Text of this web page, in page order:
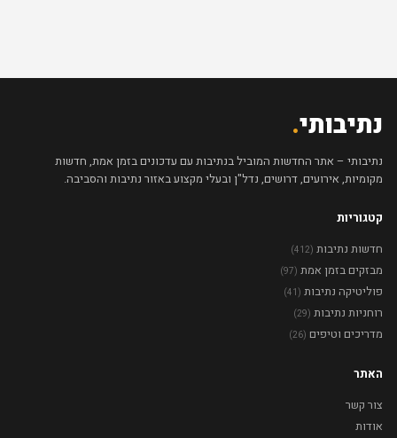
נתיבותי.
נתיבותי – אתר החדשות המוביל בנתיבות עם עדכונים בזמן אמת, חדשות
מקומיות, אירועים, דרושים, נדל"ן ובעלי מקצוע באזור נתיבות והסביבה.
קטגוריות
חדשות נתיבות (412)
מבזקים בזמן אמת (97)
פוליטיקה נתיבות (41)
רוחניות נתיבות (29)
מדריכים וטיפים (26)
האתר
צור קשר
אודות